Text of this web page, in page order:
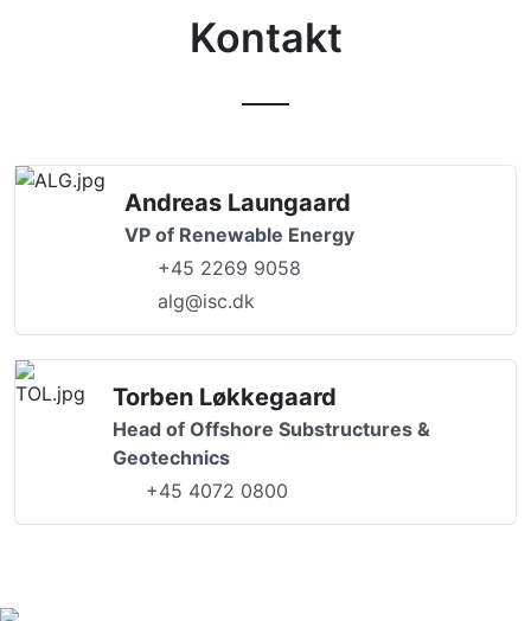
Kontakt
Andreas Laungaard
VP of Renewable Energy
+45 2269 9058
alg@isc.dk
Torben Løkkegaard
Head of Offshore Substructures &
Geotechnics
+45 4072 0800